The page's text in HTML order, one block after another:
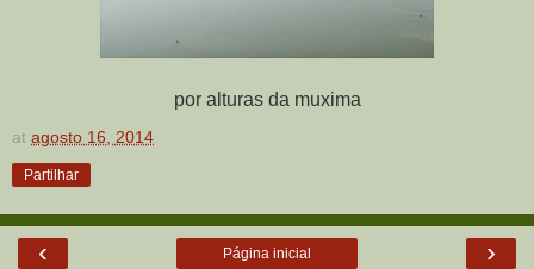
por alturas da muxima
at agosto 16, 2014
Partilhar
‹ ›
Página inicial